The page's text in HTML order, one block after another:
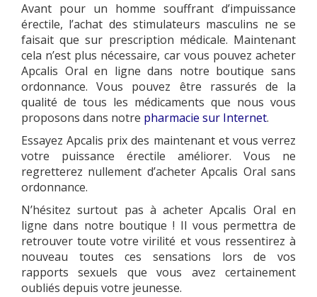
Avant pour un homme souffrant d’impuissance
érectile, l’achat des stimulateurs masculins ne se
faisait que sur prescription médicale. Maintenant
cela n’est plus nécessaire, car vous pouvez acheter
Apcalis Oral en ligne dans notre boutique sans
ordonnance. Vous pouvez être rassurés de la
qualité de tous les médicaments que nous vous
proposons dans notre pharmacie sur Internet.
Essayez Apcalis prix des maintenant et vous verrez
votre puissance érectile améliorer. Vous ne
regretterez nullement d’acheter Apcalis Oral sans
ordonnance.
N’hésitez surtout pas à acheter Apcalis Oral en
ligne dans notre boutique ! Il vous permettra de
retrouver toute votre virilité et vous ressentirez à
nouveau toutes ces sensations lors de vos
rapports sexuels que vous avez certainement
oubliés depuis votre jeunesse.